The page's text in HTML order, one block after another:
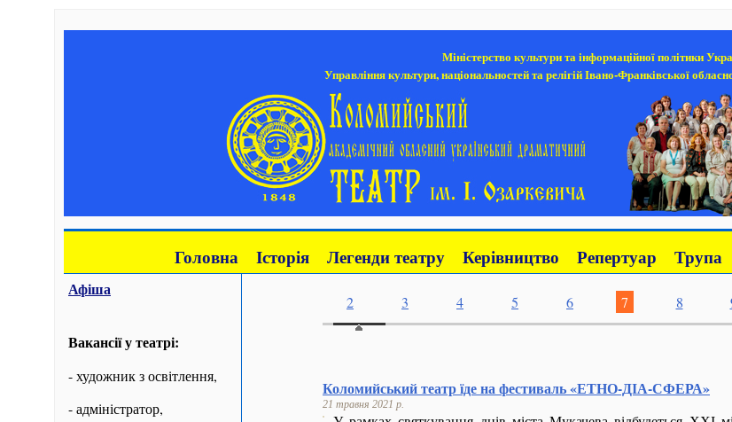
Міністерство культури та інформаційної політики
Управління культури, національностей та релігій Івано-Франківської
Головна Історія Легенди театру Керівництво Репертуар Трупа
Афіша
Вакансії у театрі:
- художник з освітлення,
- адміністратор,
2 3 4 5 6 7 8
Коломийський театр їде на фестиваль «ЕТНО-ДІА-СФЕРА»
21 травня 2021 р.